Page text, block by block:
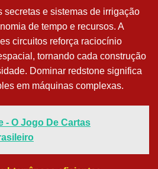
secretas e sistemas de irrigação
de tempo e recursos. A
circuitos reforça raciocínio
tornando cada construção
Dominar redstone significa
em máquinas complexas.
- O Jogo De Cartas